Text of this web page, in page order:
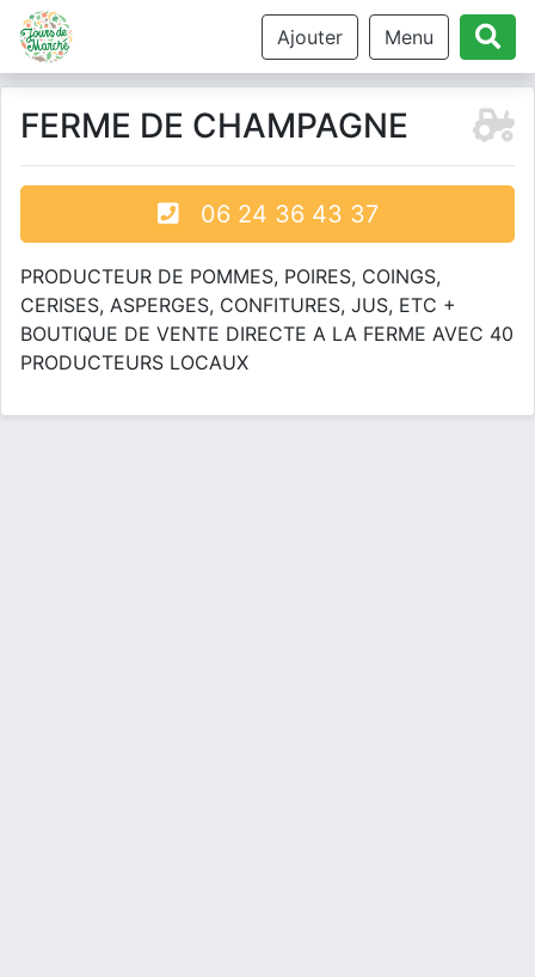
Ajouter Menu
FERME DE CHAMPAGNE
06 24 36 43 37
PRODUCTEUR DE POMMES, POIRES, COINGS,
CERISES, ASPERGES, CONFITURES, JUS, ETC +
BOUTIQUE DE VENTE DIRECTE A LA FERME AVEC 40
PRODUCTEURS LOCAUX